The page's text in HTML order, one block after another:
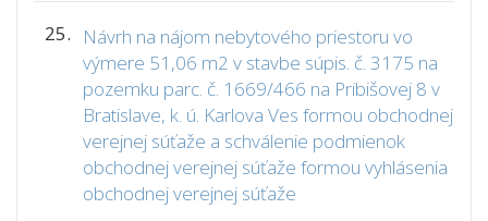
25.
Návrh na nájom nebytového priestoru vo
výmere 51,06 m2 v stavbe súpis. č. 3175 na
pozemku parc. č. 1669/466 na Pribišovej 8 v
Bratislave, k. ú. Karlova Ves formou obchodnej
verejnej súťaže a schválenie podmienok
obchodnej verejnej súťaže formou vyhlásenia
obchodnej verejnej súťaže